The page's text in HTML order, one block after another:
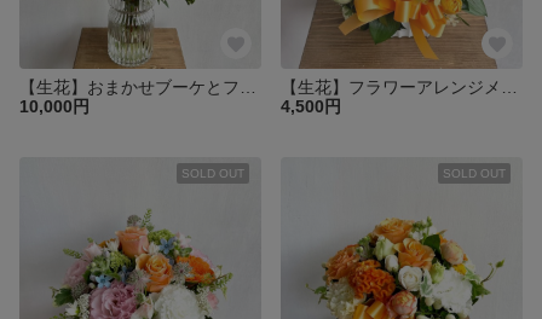
10,000円
4,500円
SOLD OUT SOLD OUT